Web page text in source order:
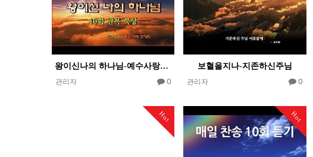
왕이신나의 하나님-예수사랑하심을
관리자 0
보혈을지나-지존하신주님
관리자 0
Hot Hot